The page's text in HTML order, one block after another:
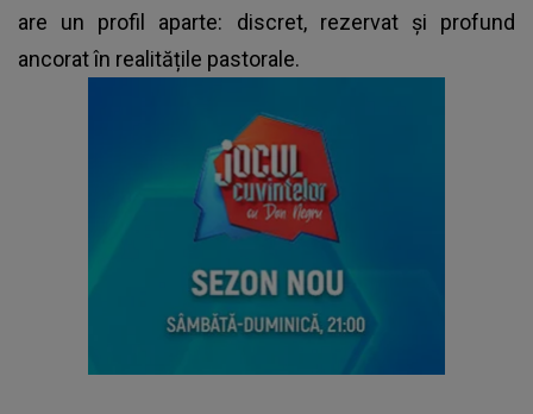
are un profil aparte: discret, rezervat și profund
ancorat în realitățile pastorale.